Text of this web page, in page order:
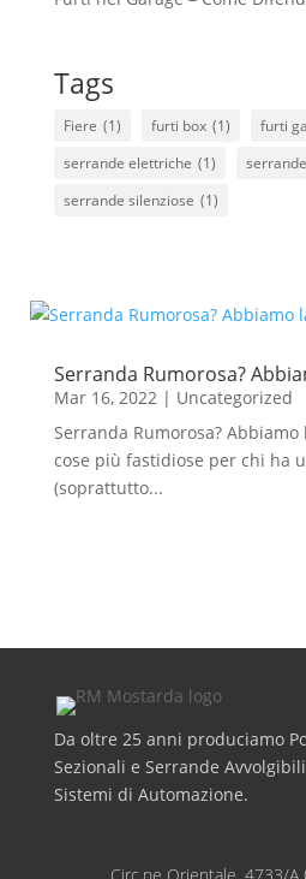
Tags
Fiere (1) furti box (1) furti
serrande elettriche (1)
serrande silenziose (1)
Serranda Rumorosa?
Mar 16, 2022 | Uncategorized
Serranda Rumorosa?
cose più fastidiose per chi ha
(soprattutto...
Da oltre 25 anni produciamo
Sezionali e Serrande
Sistemi di Automazione.